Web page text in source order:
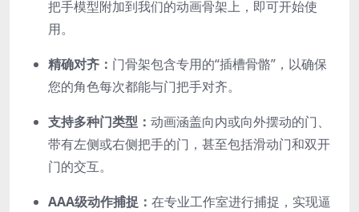
把手模型附加到我们的动画骨架上，即可开始使
用。
精确对齐： 门骨架包含专用的“插槽骨骼”，以确保
您的角色每次都能与门把手对齐。
支持多种门类型： 动画涵盖向内或向外摆动的门、
带有左侧或右侧把手的门，甚至包括滑动门和双开
门的交互。
AAA级动作捕捉： 在专业工作室进行捕捉，实现逼